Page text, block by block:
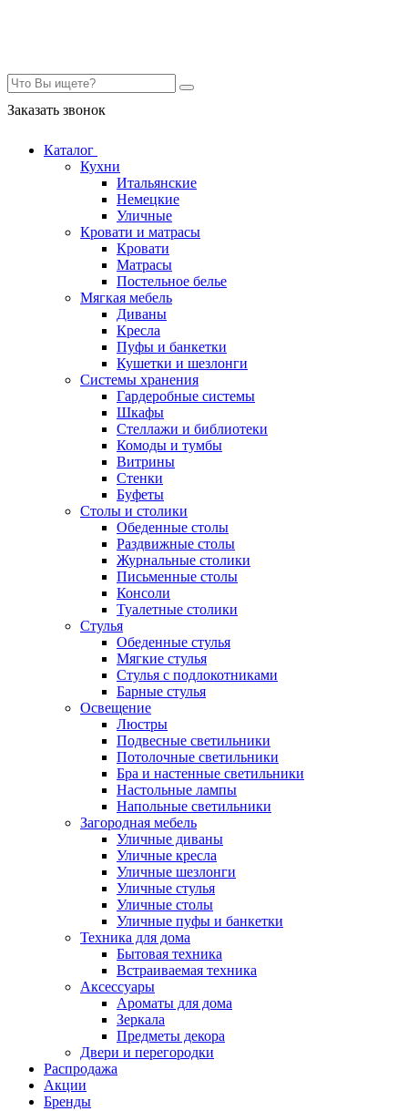
Заказать звонок
Каталог
Кухни
Итальянские
Немецкие
Уличные
Кровати и матрасы
Кровати
Матрасы
Постельное белье
Мягкая мебель
Диваны
Кресла
Пуфы и банкетки
Кушетки и шезлонги
Системы хранения
Гардеробные системы
Шкафы
Стеллажи и библиотеки
Комоды и тумбы
Витрины
Стенки
Буфеты
Столы и столики
Обеденные столы
Раздвижные столы
Журнальные столики
Письменные столы
Консоли
Туалетные столики
Стулья
Обеденные стулья
Мягкие стулья
Стулья с подлокотниками
Барные стулья
Освещение
Люстры
Подвесные светильники
Потолочные светильники
Бра и настенные светильники
Настольные лампы
Напольные светильники
Загородная мебель
Уличные диваны
Уличные кресла
Уличные шезлонги
Уличные стулья
Уличные столы
Уличные пуфы и банкетки
Техника для дома
Бытовая техника
Встраиваемая техника
Аксессуары
Ароматы для дома
Зеркала
Предметы декора
Двери и перегородки
Распродажа
Акции
Бренды